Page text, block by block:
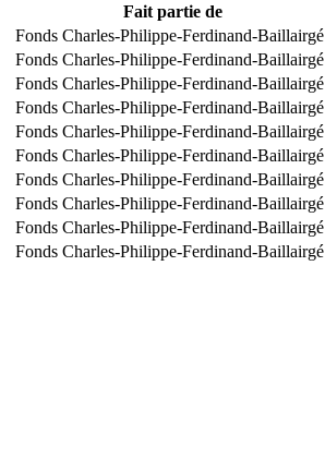
Fait partie de
Fonds Charles-Philippe-Ferdinand-Baillairgé
Fonds Charles-Philippe-Ferdinand-Baillairgé
Fonds Charles-Philippe-Ferdinand-Baillairgé
Fonds Charles-Philippe-Ferdinand-Baillairgé
Fonds Charles-Philippe-Ferdinand-Baillairgé
Fonds Charles-Philippe-Ferdinand-Baillairgé
Fonds Charles-Philippe-Ferdinand-Baillairgé
Fonds Charles-Philippe-Ferdinand-Baillairgé
Fonds Charles-Philippe-Ferdinand-Baillairgé
Fonds Charles-Philippe-Ferdinand-Baillairgé